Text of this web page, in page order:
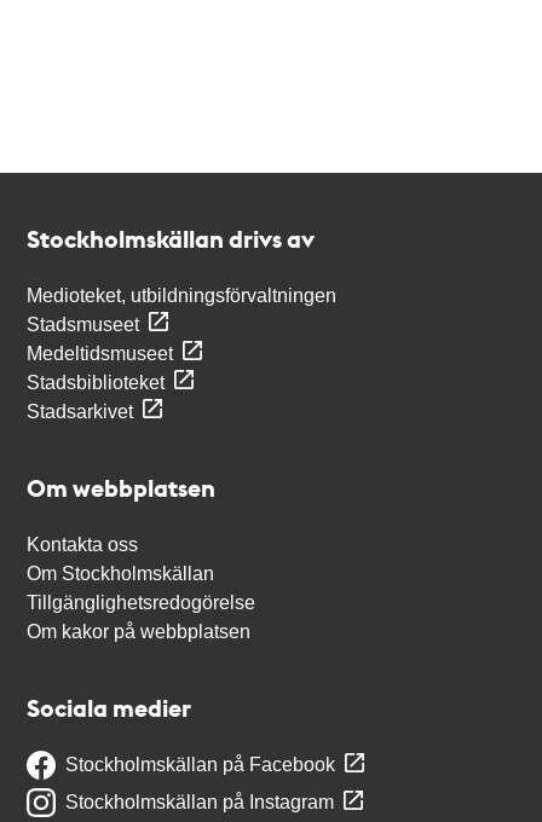
Stockholmskällan drivs av
Medioteket, utbildningsförvaltningen
Stadsmuseet
Medeltidsmuseet
Stadsbiblioteket
Stadsarkivet
Om webbplatsen
Kontakta oss
Om Stockholmskällan
Tillgänglighetsredogörelse
Om kakor på webbplatsen
Sociala medier
Stockholmskällan på Facebook
Stockholmskällan på Instagram